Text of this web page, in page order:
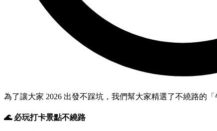
為了讓大家 2026 出發不踩坑，我們幫大家精選了不繞路的
🌊 必玩打卡景點不繞路